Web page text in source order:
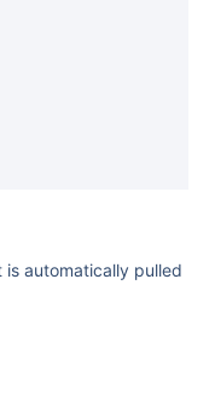
automatically pulled